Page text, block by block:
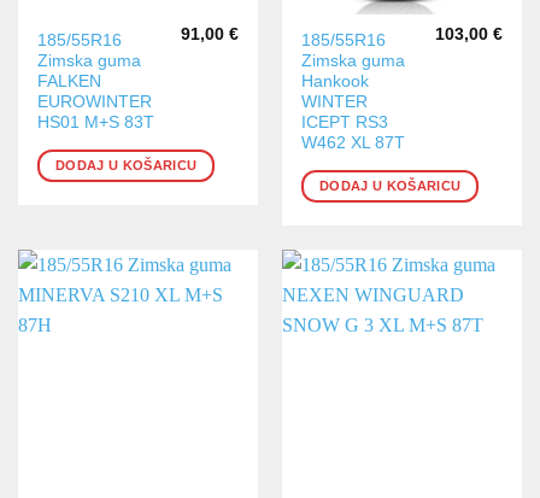
185/55R16
Zimska guma
FALKEN
EUROWINTER
HS01 M+S 83T
91,00 €
DODAJ U KOŠARICU
185/55R16
Zimska guma
Hankook
WINTER
ICEPT RS3
W462 XL 87T
103,00 €
DODAJ U KOŠARICU